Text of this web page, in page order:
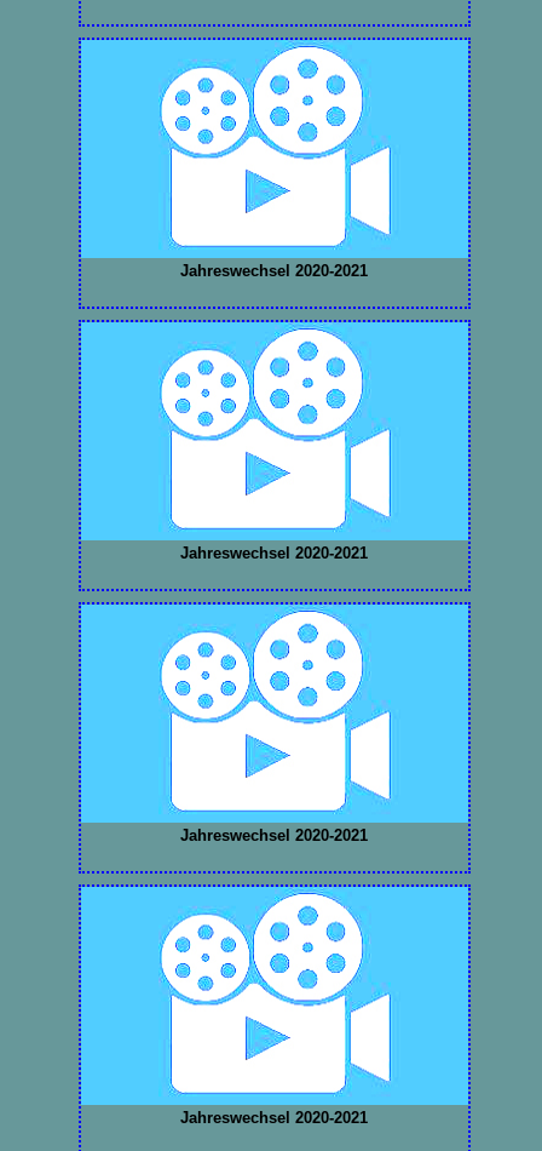
Jahreswechsel 2020-2021
Jahreswechsel 2020-2021
Jahreswechsel 2020-2021
Jahreswechsel 2020-2021